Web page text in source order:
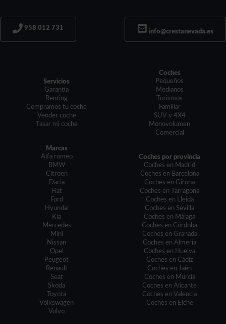
958 012 731
info@crestanevada.es
Servicios
Garantía
Renting
Compramos tu coche
Vender coche
Tasar mi coche
Coches
Pequeños
Medianos
Turismos
Familiar
SUV y 4X4
Monovolumen
Comercial
Marcas
Alfa romeo
BMW
Citroen
Dacia
Fiat
Ford
Hyundai
Kia
Mercedes
Mini
Nissan
Opel
Peugeot
Renault
Seat
Skoda
Toyota
Volkswagen
Volvo
Coches por provincia
Coches en Madrid
Coches en Barcelona
Coches en Girona
Coches en Tarragona
Coches en Lleida
Coches en Sevilla
Coches en Málaga
Coches en Córdoba
Coches en Granada
Coches en Almería
Coches en Huelva
Coches en Cádiz
Coches en Jaén
Coches en Murcia
Coches en Alicante
Coches en Valencia
Coches en Elche